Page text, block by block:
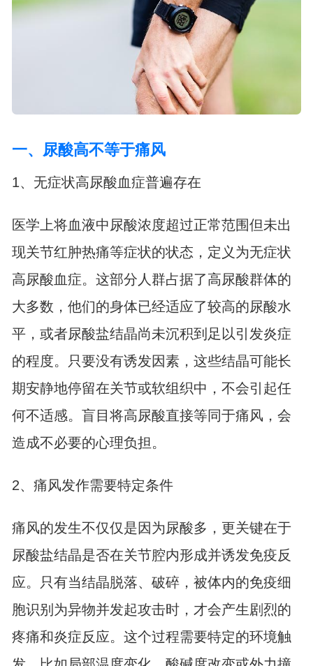
一、尿酸高不等于痛风
1、无症状高尿酸血症普遍存在
医学上将血液中尿酸浓度超过正常范围但未出
现关节红肿热痛等症状的状态，定义为无症状
高尿酸血症。这部分人群占据了高尿酸群体的
大多数，他们的身体已经适应了较高的尿酸水
平，或者尿酸盐结晶尚未沉积到足以引发炎症
的程度。只要没有诱发因素，这些结晶可能长
期安静地停留在关节或软组织中，不会引起任
何不适感。盲目将高尿酸直接等同于痛风，会
造成不必要的心理负担。
2、痛风发作需要特定条件
痛风的发生不仅仅是因为尿酸多，更关键在于
尿酸盐结晶是否在关节腔内形成并诱发免疫反
应。只有当结晶脱落、破碎，被体内的免疫细
胞识别为异物并发起攻击时，才会产生剧烈的
疼痛和炎症反应。这个过程需要特定的环境触